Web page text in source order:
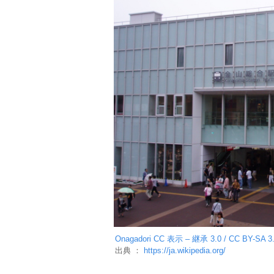
Onagadori CC 表示 – 継承 3.0 / CC BY-SA
出典 ：
https://ja.wikipedia.org/